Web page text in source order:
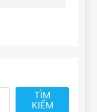
TÌM
KIẾM